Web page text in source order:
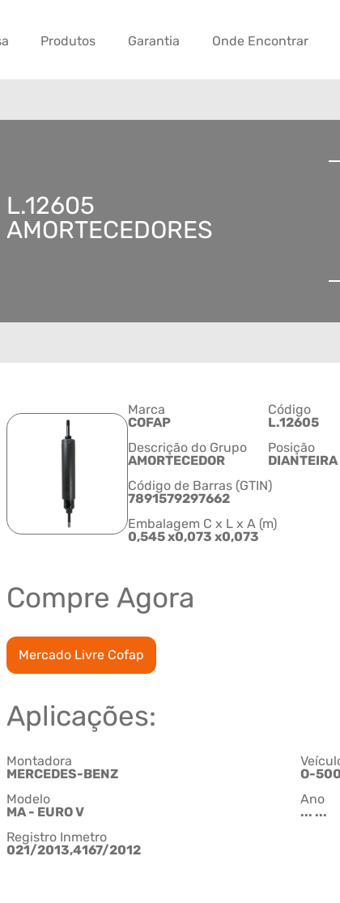
Produtos Garantia Onde Encontrar
L.12605
AMORTECEDORES
Marca
COFAP
Código
L.12605
Descrição do Grupo
AMORTECEDOR
Posição
DIANTEIRA
Código de Barras (GTIN)
7891579297662
Embalagem C x L x A (m)
0,545 x0,073 x0,073
Compre Agora
Mercado Livre Cofap
Aplicações:
Montadora
MERCEDES-BENZ
O-500
Modelo
MA - EURO V
Ano
... ...
Registro Inmetro
021/2013,4167/2012